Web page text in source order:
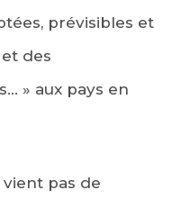
prévisibles et
des
» aux pays en
vient pas de